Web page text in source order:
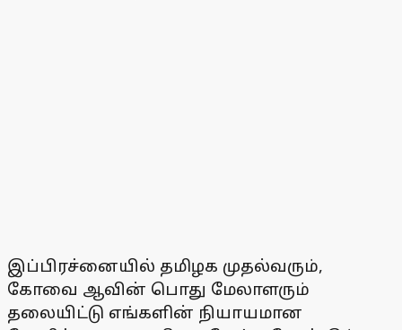
இப்பிரச்னையில் தமிழக முதல்வரும்,
கோவை ஆவின் பொது மேலாளரும்
தலையிட்டு எங்களின் நியாயமான